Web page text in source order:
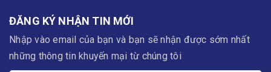
ĐĂNG KÝ NHẬN TIN MỚI
Nhập vào email của bạn và bạn sẽ nhận được sớm nhất
những thông tin khuyến mại từ chúng tôi